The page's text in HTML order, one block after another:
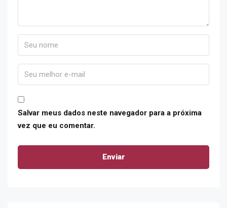
Salvar meus dados neste navegador para a próxima
vez que eu comentar.